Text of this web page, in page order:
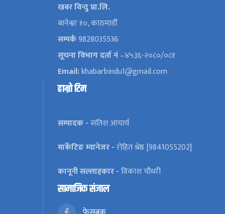
खबर विन्दु प्रा.लि.
बानेश्वर १०, काठमाडौँ
सम्पर्क9828035536
सूचना विभाग दर्ता नं–४५३६-२०८०/०८१
Email:khabarbindu1@gmail.com
हाम्रो टिम
सम्पादक -सतिश आचार्य
मार्केटिङ म्यानेजर -रोहित श्रेष्ठ [9841055202]
कानूनी सल्लाहकार -विकाश चौधरी
सामाजिक संजाल